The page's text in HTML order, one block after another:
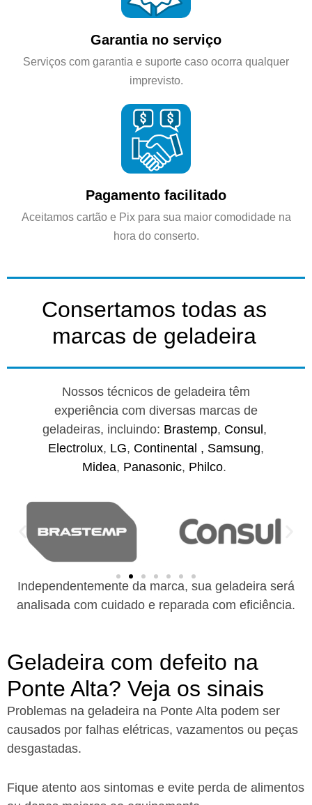
Garantia no serviço
Serviços com garantia e suporte caso ocorra qualquer
imprevisto.
Pagamento facilitado
Aceitamos cartão e Pix para sua maior comodidade na
hora do conserto.
Consertamos todas as
marcas de geladeira
Nossos técnicos de geladeira têm
experiência com diversas marcas de
geladeiras, incluindo: Brastemp, Consul ,
Electrolux, LG, Continental , Samsung,
Midea, Panasonic, Philco.
Independentemente da marca, sua geladeira será
analisada com cuidado e reparada com eficiência.
Geladeira com defeito na
Ponte Alta? Veja os sinais
Problemas na geladeira na Ponte Alta podem ser
causados por falhas elétricas, vazamentos ou peças
desgastadas.
Fique atento aos sintomas e evite perda de alimentos